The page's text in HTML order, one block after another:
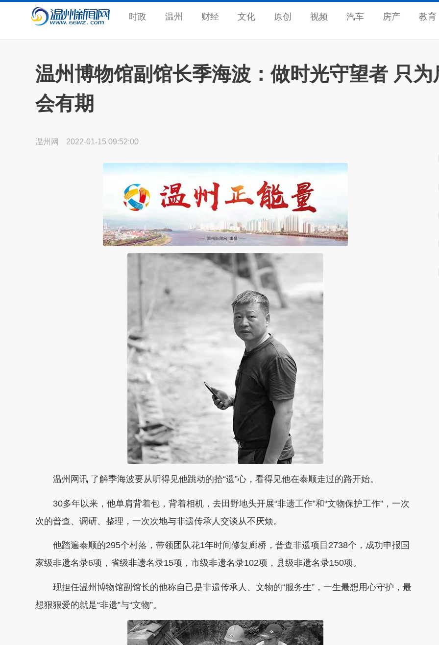
时政 温州 财经 文化 原创 视频 汽车 房产 教育
温州博物馆副馆长季海波：做时光守望者 只为
会有期
温州网 2022-01-15 09:52:00
温州网讯 了解季海波要从听得见他跳动的拾“遗”心，看得见他在泰顺走过的路开始。
30多年以来，他单肩背着包，背着相机，去田野地头开展“非遗工作”和“文物保护工作”，一次
次的普查、调研、整理，一次次地与非遗传承人交谈从不厌烦。
他踏遍泰顺的295个村落，带领团队花1年时间修复廊桥，普查非遗项目2738个，成功申报国
家级非遗名录6项，省级非遗名录15项，市级非遗名录102项，县级非遗名录150项。
现担任温州博物馆副馆长的他称自己是非遗传承人、文物的“服务生”，一生最想用心守护，最
想狠狠爱的就是“非遗”与“文物”。